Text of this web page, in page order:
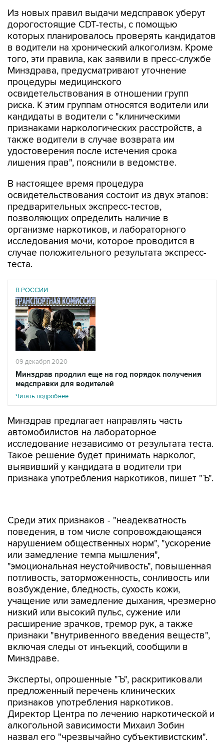
Из новых правил выдачи медсправок уберут
дорогостоящие CDT-тесты, с помощью
которых планировалось проверять кандидатов
в водители на хронический алкоголизм. Кроме
того, эти правила, как заявили в пресс-службе
Минздрава, предусматривают уточнение
процедуры медицинского
освидетельствования в отношении групп
риска. К этим группам относятся водители или
кандидаты в водители с "клиническими
признаками наркологических расстройств, а
также водители в случае возврата им
удостоверения после истечения срока
лишения прав", пояснили в ведомстве.
В настоящее время процедура
освидетельствования состоит из двух этапов:
предварительных экспресс-тестов,
позволяющих определить наличие в
организме наркотиков, и лабораторного
исследования мочи, которое проводится в
случае положительного результата экспресс-
теста.
В РОССИИ
09 декабря 2020
Минздрав продлил еще на год порядок получения
медсправки для водителей
Читать подробнее
Минздрав предлагает направлять часть
автомобилистов на лабораторное
исследование независимо от результата теста.
Такое решение будет принимать нарколог,
выявивший у кандидата в водители три
признака употребления наркотиков, пишет "Ъ".
нарушением общественных норм", "ускорение
или замедление темпа мышления",
"эмоциональная неустойчивость", повышенная
потливость, заторможенность, сонливость или
возбуждение, бледность, сухость кожи,
учащение или замедление дыхания, чрезмерно
низкий или высокий пульс, сужение или
расширение зрачков, тремор рук, а также
признаки "внутривенного введения веществ",
включая следы от инъекций, сообщили в
Минздраве.
Эксперты, опрошенные "Ъ", раскритиковали
признаков употребления наркотиков.
Директор Центра по лечению наркотической и
алкогольной зависимости Михаил Зобин
назвал его "чрезвычайно субъективистским".
"Если я отказываюсь выполнять абсурдные